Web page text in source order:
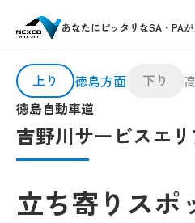
あなたにピッタリなSA・PA
徳島自動車道
吉野川サービスエリ
上り 徳島方面 下り
立ち寄りスポ